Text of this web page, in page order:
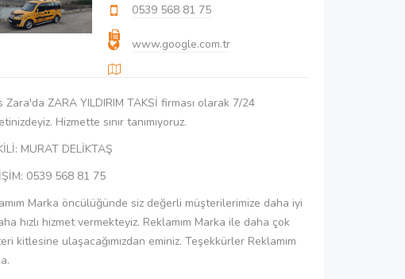
0539 568 81 75
www.google.com.tr
Zara'da ZARA YILDIRIM TAKSİ firması olarak 7/24
Hizmette sınır tanımıyoruz.
MURAT DELİKTAŞ
0539 568 81 75
Marka öncülüğünde siz değerli müşterilerimize daha iyi
hızlı hizmet vermekteyiz. Reklamım Marka ile daha çok
kitlesine ulaşacağımızdan eminiz. Teşekkürler Reklamım